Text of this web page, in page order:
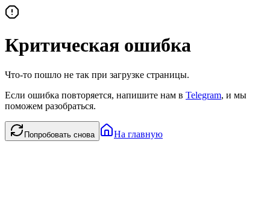
Критическая ошибка
Что-то пошло не так при загрузке страницы.
Если ошибка повторяется, напишите нам в Telegram, и мы
поможем разобраться.
Попробовать снова На главную